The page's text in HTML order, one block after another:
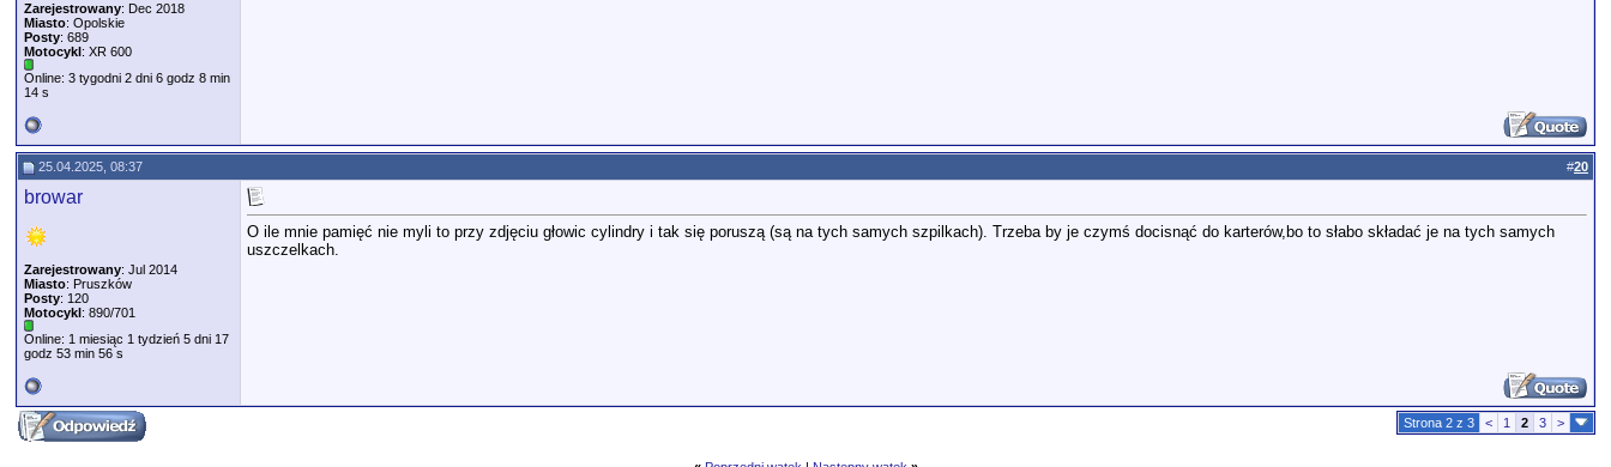
Zarejestrowany: Dec 2018
Miasto: Opolskie
Posty: 689
Motocykl: XR 600
Online: 3 tygodni 2 dni 6 godz 8 min
14 s
25.04.2025, 08:37 #20
browar
Zarejestrowany: Jul 2014
Miasto: Pruszków
Posty: 120
Motocykl: 890/701
Online: 1 miesiąc 1 tydzień 5 dni 17
godz 53 min 56 s
O ile mnie pamięć nie myli to przy zdjęciu głowic cylindry i tak się poruszą (są na tych samych szpilkach). Trzeba by je czymś docisnąć do karterów,bo to słabo składać je na tych samych
uszczelkach.
Strona 2 z 3 < 1 2 3 >